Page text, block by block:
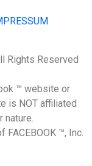
Rights Reserved
™ website or
is NOT affiliated
™, Inc.